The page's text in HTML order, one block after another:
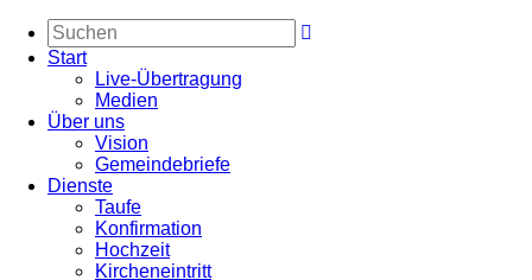
Start
Live-Übertragung
Medien
Über uns
Vision
Gemeindebriefe
Dienste
Taufe
Konfirmation
Hochzeit
Kircheneintritt